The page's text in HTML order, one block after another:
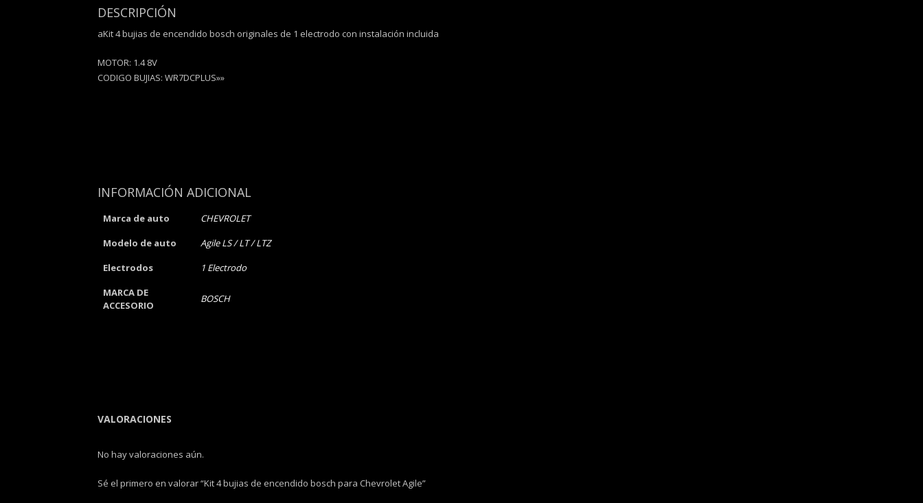
DESCRIPCIÓN
aKit 4 bujias de encendido bosch originales de 1 electrodo con instalación incluida
MOTOR: 1.4 8V
CODIGO BUJIAS: WR7DCPLUS»»
INFORMACIÓN ADICIONAL
Marca de auto
CHEVROLET
Modelo de auto
Agile LS / LT / LTZ
Electrodos
1 Electrodo
MARCA DE
ACCESORIO
BOSCH
VALORACIONES
No hay valoraciones aún.
Sé el primero en valorar “Kit 4 bujias de encendido bosch para Chevrolet Agile”